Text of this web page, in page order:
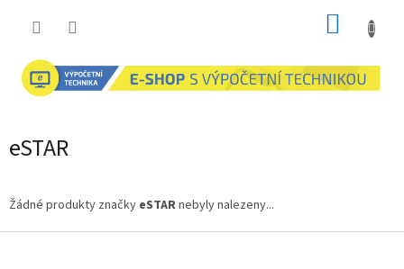
eSTAR
Žádné produkty značky eSTARnebyly nalezeny...
Z